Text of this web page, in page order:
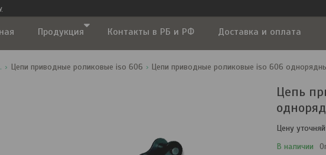
Продукция Контакты в РБ и РФ Доставка и оплата
Цепи приводные роликовые iso 606 Цепи приводные роликовые iso 606
Цепь
Цену
В наличии